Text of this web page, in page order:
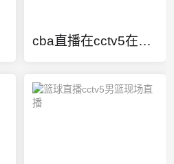
cba直播在cctv5在线直播